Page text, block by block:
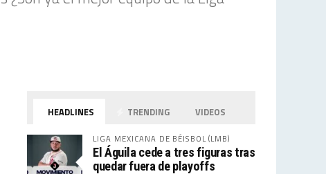
HEADLINES TRENDING VIDEOS
LIGA MEXICANA DE BÉISBOL (LMB)
El Águila cede a tres figuras tras
quedar fuera de playoffs